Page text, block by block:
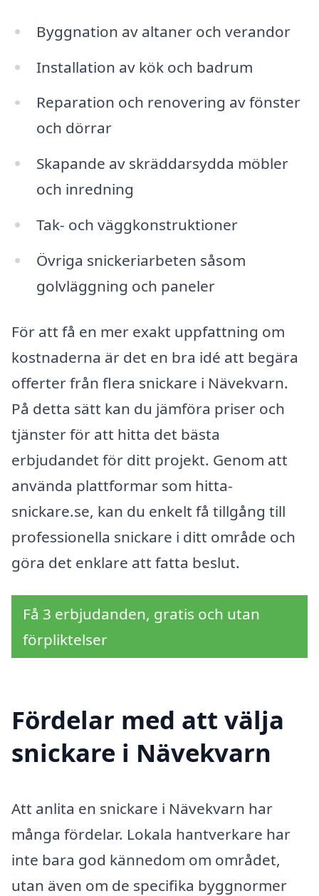
Byggnation av altaner och verandor
Installation av kök och badrum
Reparation och renovering av fönster
och dörrar
Skapande av skräddarsydda möbler
och inredning
Tak- och väggkonstruktioner
Övriga snickeriarbeten såsom
golvläggning och paneler
För att få en mer exakt uppfattning om
kostnaderna är det en bra idé att begära
offerter från flera snickare i Nävekvarn.
På detta sätt kan du jämföra priser och
tjänster för att hitta det bästa
erbjudandet för ditt projekt. Genom att
använda plattformar som hitta-
snickare.se, kan du enkelt få tillgång till
professionella snickare i ditt område och
göra det enklare att fatta beslut.
Få 3 erbjudanden, gratis och utan
förpliktelser
Fördelar med att välja
snickare i Nävekvarn
Att anlita en snickare i Nävekvarn har
många fördelar. Lokala hantverkare har
inte bara god kännedom om området,
utan även om de specifika byggnormer